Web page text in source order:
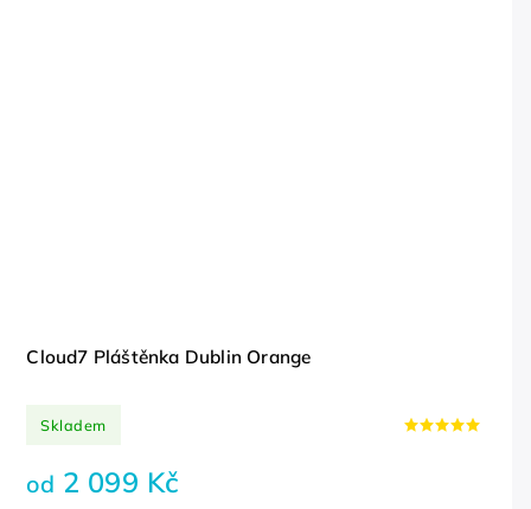
Cloud7 Pláštěnka Dublin Orange
Skladem
od 2 099 Kč